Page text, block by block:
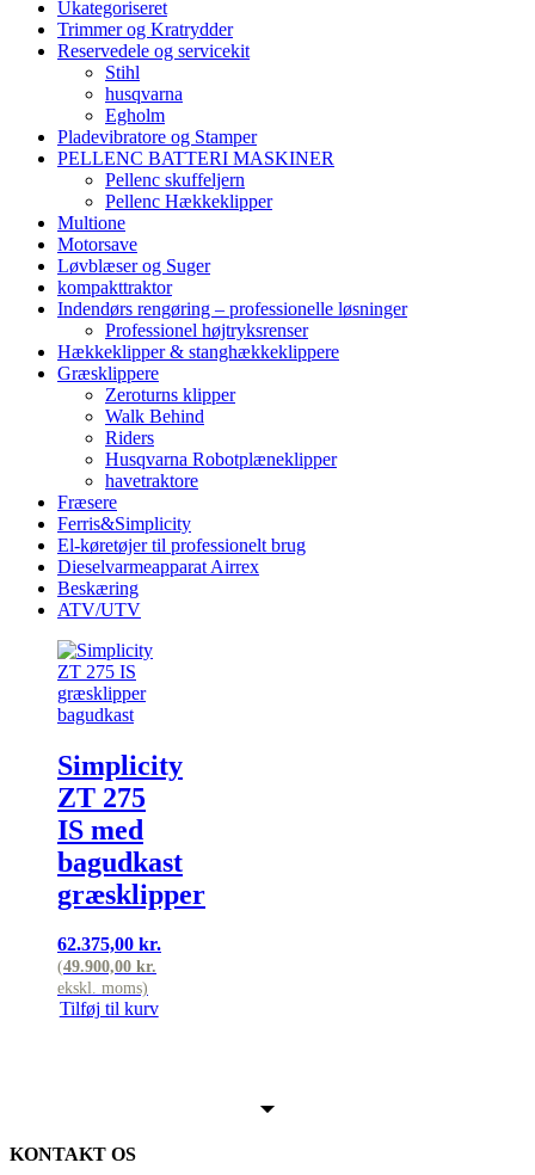
Ukategoriseret
Trimmer og Kratrydder
Reservedele og servicekit
Stihl
husqvarna
Egholm
Pladevibratore og Stamper
PELLENC BATTERI MASKINER
Pellenc skuffeljern
Pellenc Hækkeklipper
Multione
Motorsave
Løvblæser og Suger
kompakttraktor
Indendørs rengøring – professionelle løsninger
Professionel højtryksrenser
Hækkeklipper & stanghækkeklippere
Græsklippere
Zeroturns klipper
Walk Behind
Riders
Husqvarna Robotplæneklipper
havetraktore
Fræsere
Ferris&Simplicity
El-køretøjer til professionelt brug
Dieselvarmeapparat Airrex
Beskæring
ATV/UTV
Simplicity
ZT 275
IS med
bagudkast
græsklipper
62.375,00 kr.
(49.900,00 kr.
ekskl. moms)
Tilføj til kurv
KONTAKT OS